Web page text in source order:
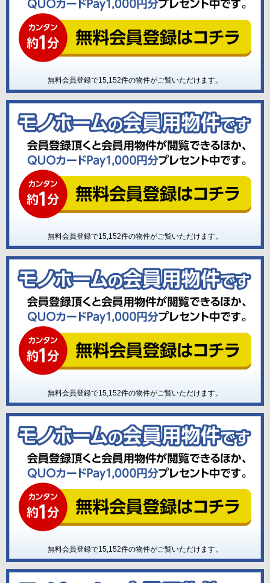
無料会員登録で15,152件の物件がご覧いただけます。
無料会員登録で15,152件の物件がご覧いただけます。
無料会員登録で15,152件の物件がご覧いただけます。
無料会員登録で15,152件の物件がご覧いただけます。